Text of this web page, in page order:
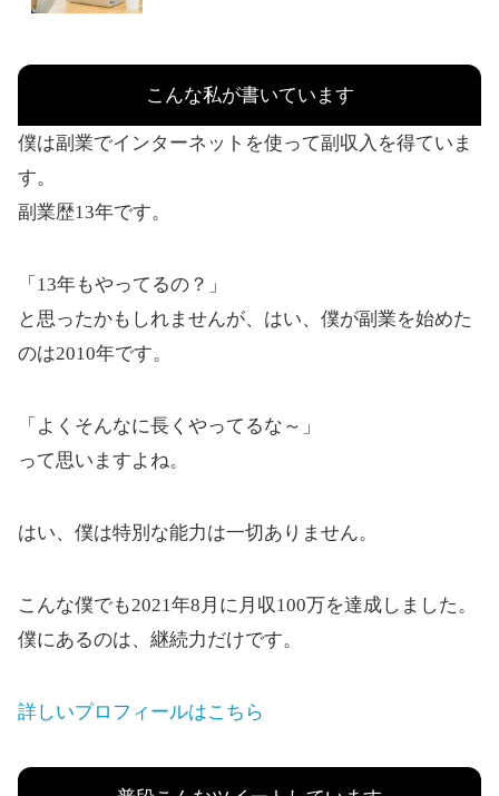
こんな私が書いています
僕は副業でインターネットを使って副収入を得ていま
す。
副業歴13年です。
「13年もやってるの？」
と思ったかもしれませんが、はい、僕が副業を始めた
のは2010年です。
「よくそんなに長くやってるな～」
って思いますよね。
はい、僕は特別な能力は一切ありません。
こんな僕でも2021年8月に月収100万を達成しました。
僕にあるのは、継続力だけです。
詳しいプロフィールはこちら